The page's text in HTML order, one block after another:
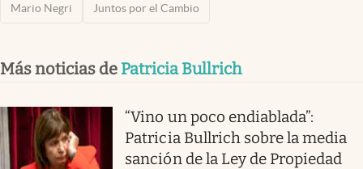
Mario Negri Juntos por el Cambio
Más noticias de Patricia Bullrich
“Vino un poco endiablada”:
Patricia Bullrich sobre la media
sanción de la Ley de Propiedad